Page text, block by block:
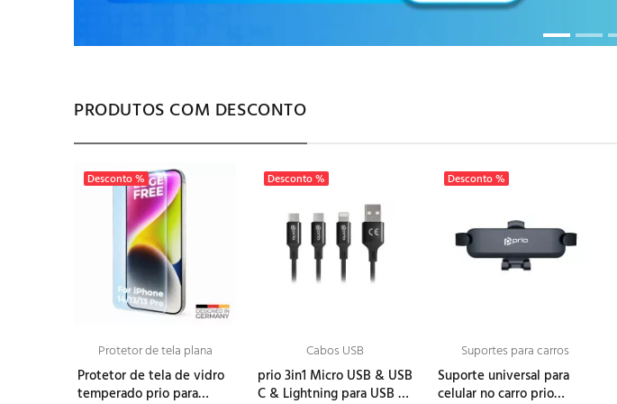
PRODUTOS COM DESCONTO
Desconto %
Protetor de tela plana
Protetor de tela de vidro
temperado prio para
Desconto %
Cabos USB
prio 3in1 Micro USB & USB
C & Lightning para USB A
Desconto %
Suportes para carros
Suporte universal para
celular no carro prio